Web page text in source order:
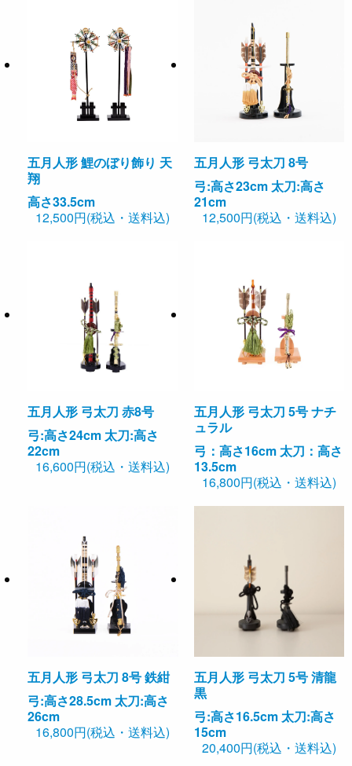
五月人形 鯉のぼり飾り 天
翔
高さ33.5cm
12,500円(税込・送料込)
五月人形 弓太刀 8号
弓:高さ23cm 太刀:高さ
21cm
12,500円(税込・送料込)
五月人形 弓太刀 赤8号
弓:高さ24cm 太刀:高さ
22cm
16,600円(税込・送料込)
五月人形 弓太刀 5号 ナチ
ュラル
弓：高さ16cm 太刀：高さ
13.5cm
16,800円(税込・送料込)
五月人形 弓太刀 8号 鉄紺
弓:高さ28.5cm 太刀:高さ
26cm
16,800円(税込・送料込)
五月人形 弓太刀 5号 清龍
黒
弓:高さ16.5cm 太刀:高さ
15cm
20,400円(税込・送料込)